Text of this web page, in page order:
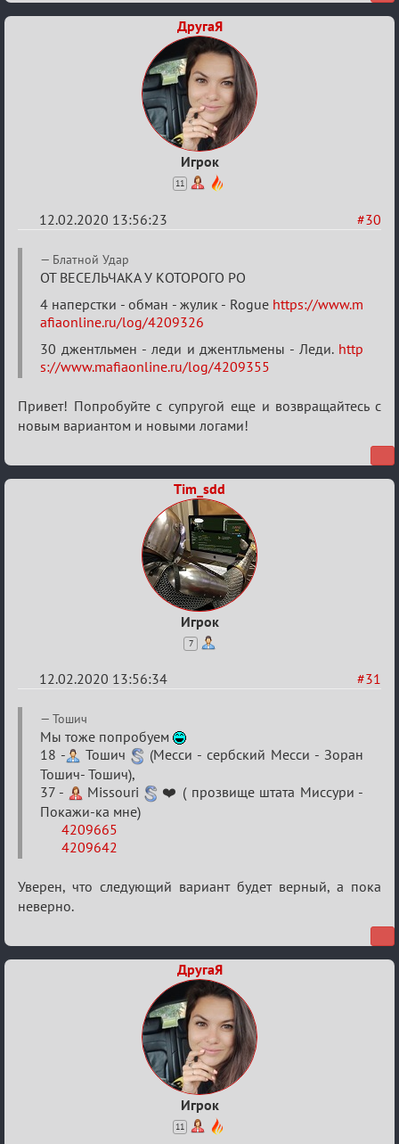
ДругаЯ
Игрок
11
#30
12.02.2020 13:56:23
Re:
Найди
меня!
Блатной Удар
ОТ ВЕСЕЛЬЧАКА У КОТОРОГО РО
4 наперстки - обман - жулик - Rogue https://www.m
afiaonline.ru/log/4209326
30 джентльмен - леди и джентльмены - Леди. http
s://www.mafiaonline.ru/log/4209355
Привет! Попробуйте с супругой еще и возвращайтесь с
новым вариантом и новыми логами!
Tim_sdd
Игрок
7
#31
12.02.2020 13:56:34
Re:
Найди
меня!
Тошич
Мы тоже попробуем
18 -
Тошич
(Месси - сербский Месси - Зоран
Тошич- Тошич),
37 -
Missouri
❤️ ( прозвище штата Миссури -
Покажи-ка мне)
4209665
4209642
Уверен, что следующий вариант будет верный, а пока
неверно.
ДругаЯ
Игрок
11